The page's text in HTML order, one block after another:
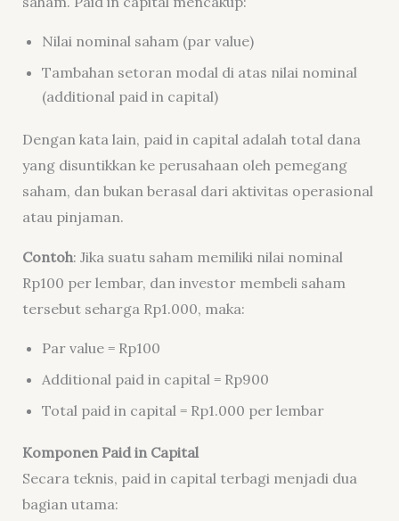
Nilai nominal saham (par value)
Tambahan setoran modal di atas nilai nominal
(additional paid in capital)
Dengan kata lain, paid in capital adalah total dana
yang disuntikkan ke perusahaan oleh pemegang
saham, dan bukan berasal dari aktivitas operasional
atau pinjaman.
Contoh: Jika suatu saham memiliki nilai nominal
Rp100 per lembar, dan investor membeli saham
tersebut seharga Rp1.000, maka:
Par value = Rp100
Additional paid in capital = Rp900
Total paid in capital = Rp1.000 per lembar
Komponen Paid in Capital
Secara teknis, paid in capital terbagi menjadi dua
bagian utama: